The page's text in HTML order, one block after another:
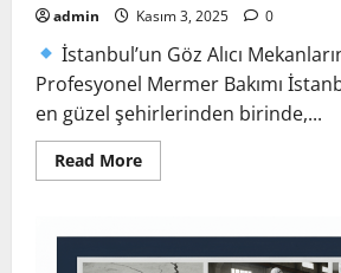
admin Kasım 3, 2025 0
İstanbul’un Göz Alıcı
Profesyonel Mermer Bakımı
en güzel şehirlerinden birinde,...
Read MoreRead
more
Cilalama
ve